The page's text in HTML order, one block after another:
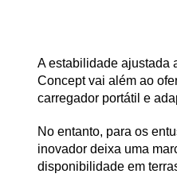
A estabilidade ajustada
Concept vai além ao
carregador portátil e
No entanto, para os
inovador deixa uma
disponibilidade em